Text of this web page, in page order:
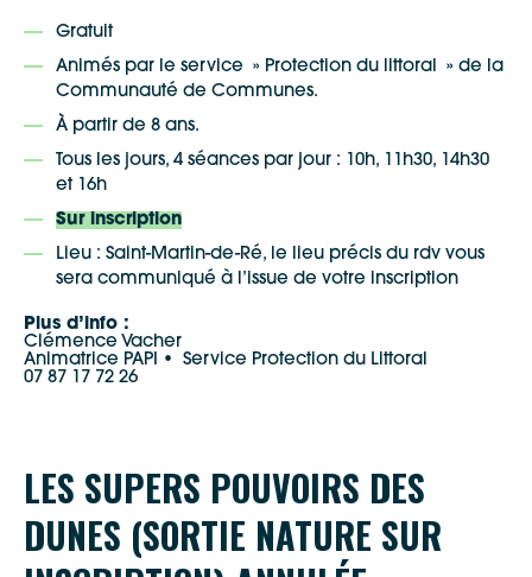
Gratuit
Animés par le service » Protection du littoral » de la
Communauté de Communes.
À partir de 8 ans.
Tous les jours, 4 séances par jour : 10h, 11h30, 14h30
et 16h
Sur inscription
Lieu : Saint-Martin-de-Ré, le lieu précis du rdv vous
sera communiqué à l’issue de votre inscription
Plus d’info :
Clémence Vacher
Animatrice PAPI • Service Protection du Littoral
07 87 17 72 26
LES SUPERS POUVOIRS DES
DUNES (SORTIE NATURE SUR